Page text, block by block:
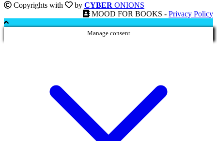
era:
€25,00.
è:
€12,50.era:
è:
Copyrights with by CYBER ONIONS
MOOD FOR BOOKS - Privacy Policy
Manage consent